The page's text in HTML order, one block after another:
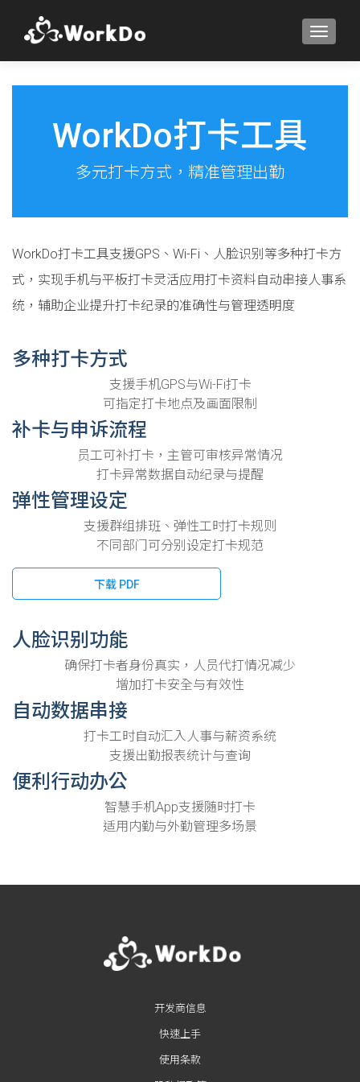
WorkDo打卡工具
多元打卡方式，精准管理出勤
WorkDo打卡工具支援GPS、Wi-Fi、人脸识别等多种打卡方
式，实现手机与平板打卡灵活应用打卡资料自动串接人事系
统，辅助企业提升打卡纪录的准确性与管理透明度
多种打卡方式
支援手机GPS与Wi-Fi打卡
可指定打卡地点及画面限制
补卡与申诉流程
员工可补打卡，主管可审核异常情况
打卡异常数据自动纪录与提醒
弹性管理设定
支援群组排班、弹性工时打卡规则
不同部门可分别设定打卡规范
下载 PDF
人脸识别功能
确保打卡者身份真实，人员代打情况减少
增加打卡安全与有效性
自动数据串接
打卡工时自动汇入人事与薪资系统
支援出勤报表统计与查询
便利行动办公
智慧手机App支援随时打卡
适用内勤与外勤管理多场景
开发商信息
快速上手
使用条款